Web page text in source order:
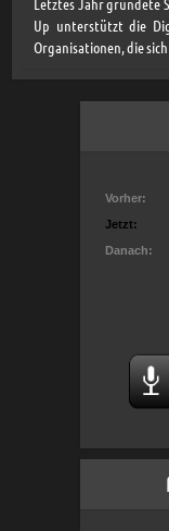
Up unterstützt die
Organisationen, die